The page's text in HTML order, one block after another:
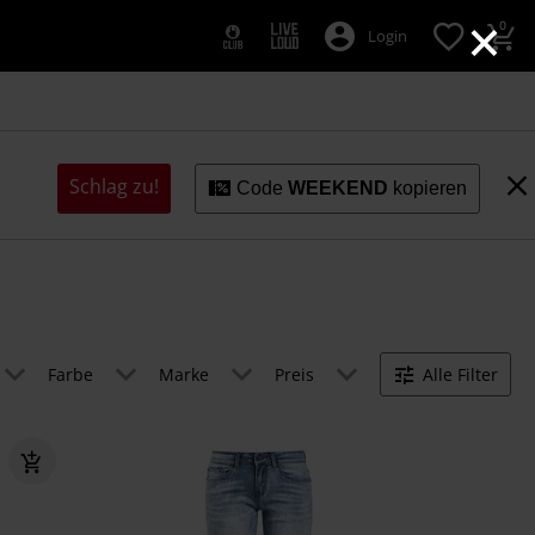
×
Login 0
Schlag zu! CodeWEEKEND kopieren
Farbe Marke Preis Alle Filter